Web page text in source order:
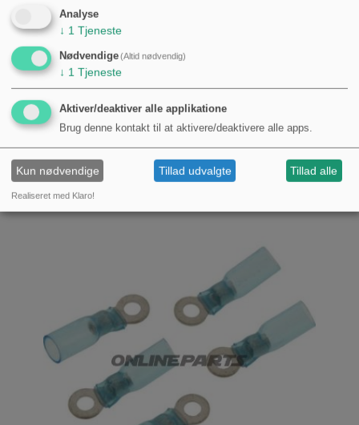
RINGTUNG 4.0-6.0 M10 JMP PAKKE 5
STYKKER
40,00 kr.
KØB
Analyse
↓ 1 Tjeneste
Nødvendige(Altid nødvendig)
↓ 1 Tjeneste
Aktiver/deaktiver alle applikatione
Brug denne kontakt til at aktivere/deaktivere alle apps.
Kun nødvendige Tillad udvalgte Tillad alle
Realiseret med Klaro!